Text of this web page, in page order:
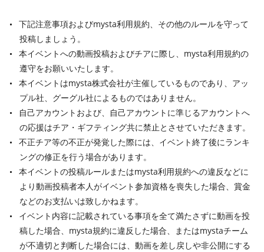
下記注意事項およびmysta利用規約、その他のルールを守って
投稿しましょう。
本イベントへの動画投稿およびチアに際し、mysta利用規約の
遵守をお願いいたします。
本イベントはmysta株式会社が主催しているものであり、アッ
プル社、グーグル社によるものではありません。
自己アカウントおよび、自己アカウントに準じるアカウントへ
の応援はチア・ギフティング共に禁止とさせていただきます。
不正チア等の不正が発覚した際には、イベント終了後にランキ
ングの修正を行う場合があります。
本イベントの投稿ルールまたはmysta利用規約への違反などに
より動画投稿者本人がイベント参加資格を喪失した場合、賞金
などのお支払いは致しかねます。
イベント内容に記載されている事項を全て満たさずに動画を投
稿した場合、mysta規約に違反した場合、またはmystaチーム
が不適切と判断した場合には、動画を差し戻しや非公開にする